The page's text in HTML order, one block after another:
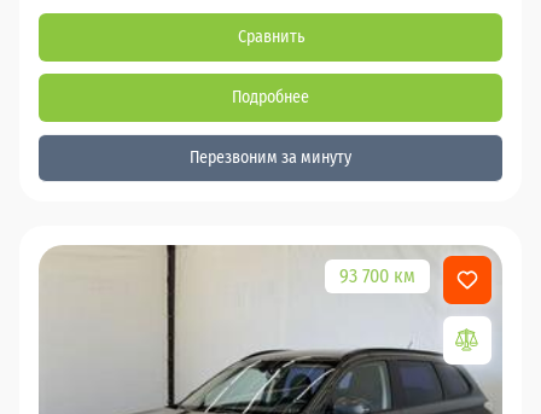
Сравнить
Подробнее
Перезвоним за минуту
93 700 км